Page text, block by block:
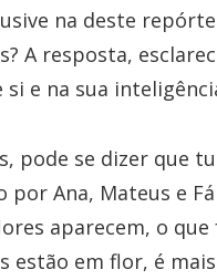
na deste
A resposta,
e na sua
pode se dizer que
por Ana, Mateus e
aparecem, o
estão em flor, é